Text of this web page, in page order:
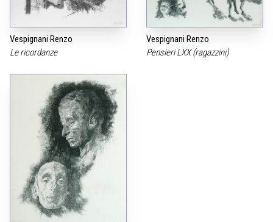
Vespignani Renzo
Le ricordanze
Vespignani Renzo
Pensieri LXX (ragazzini)